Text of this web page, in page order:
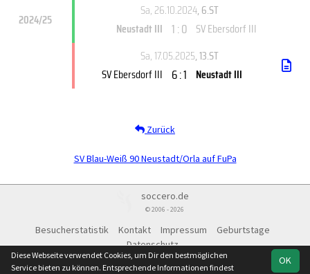
2024/25
Sa, 26.10.2024, 6.ST
Neustadt III 1 : 0 SV Ebersdorf III
Sa, 17.05.2025, 13.ST
SV Ebersdorf III 6 : 1 Neustadt III
Zurück
SV Blau-Weiß 90 Neustadt/Orla auf FuPa
soccero.de
© 2006 - 2026
Besucherstatistik Kontakt Impressum
Geburtstage
Datenschutz
OK
Diese Webseite verwendet Cookies, um Dir den bestmöglichen
Service bieten zu können. Entsprechende Informationen findest